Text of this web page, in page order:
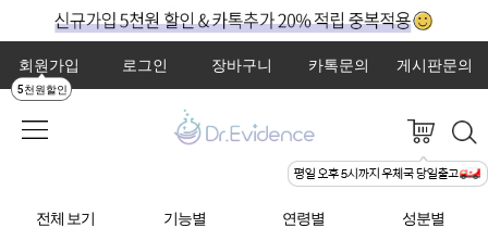
회원가입
5천원할인
로그인 장바구니 카톡문의 게시판문의
전체 보기 기능별 연령별 성분별